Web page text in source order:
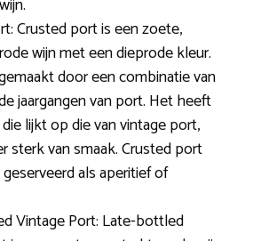
Crusted port is een zoete,
wijn met een dieprode kleur.
door een combinatie van
jaargangen van port. Het heeft
lijkt op die van vintage port,
sterk van smaak. Crusted port
als aperitief of
Vintage Port: Late-bottled